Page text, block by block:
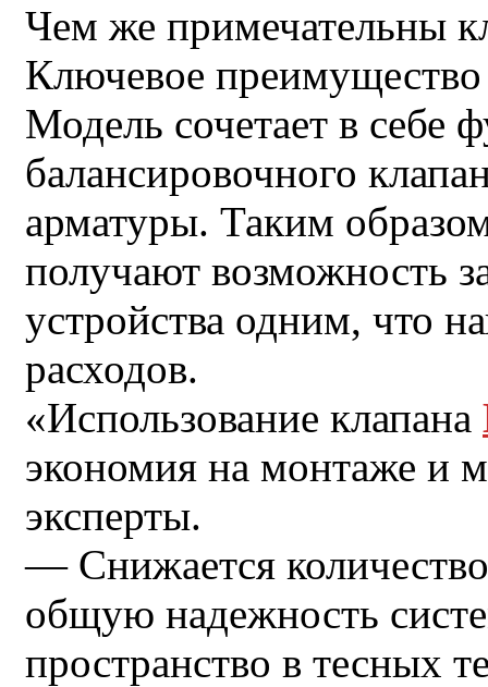
Чем же примечательны
Ключевое
Модель сочетает в себе
балансировочного
арматуры. Таким
получают возможность
устройства одним, что
расходов.
«Использование клапана
экономия на монтаже и
эксперты.
— Снижается
общую надежность
пространство в тесных